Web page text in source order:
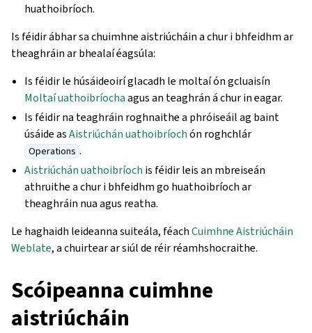
huathoibríoch.
Is féidir ábhar sa chuimhne aistriúcháin a chur i bhfeidhm ar
theaghráin ar bhealaí éagsúla:
Is féidir le húsáideoirí glacadh le moltaí ón gcluaisín
Moltaí uathoibríochaagus an teaghrán á chur in eagar.
Is féidir na teaghráin roghnaithe a phróiseáil ag baint
úsáide asAistriúchán uathoibríochón roghchlár
Operations .
Aistriúchán uathoibríoch is féidir leis an mbreiseán
athruithe a chur i bhfeidhm go huathoibríoch ar
theaghráin nua agus reatha.
Le haghaidh leideanna suiteála, féachCuimhne Aistriúcháin
Weblate, a chuirtear ar siúl de réir réamhshocraithe.
Scóipeanna cuimhne
aistriúcháin